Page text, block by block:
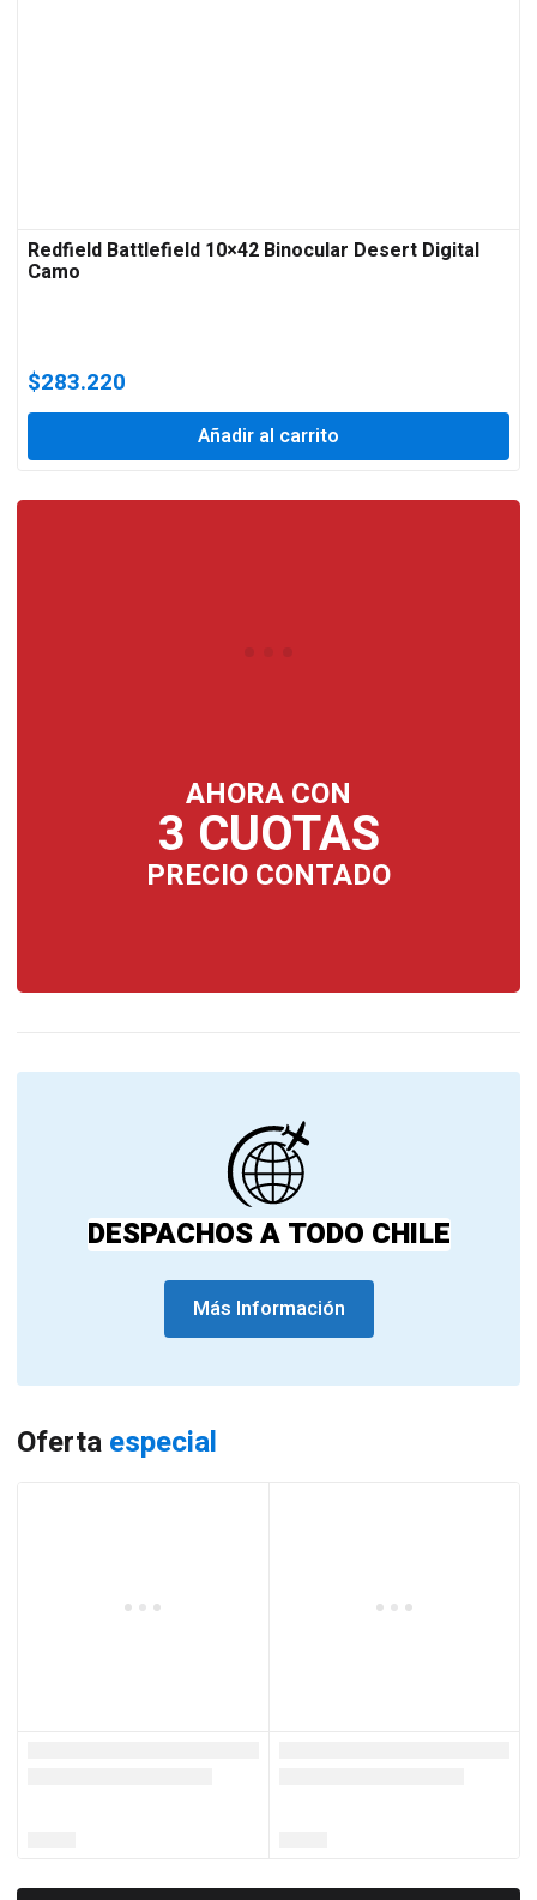
AHORA CON
3 CUOTAS
PRECIO CONTADO
DESPACHOS A TODO CHILE
Más Información
Oferta especial
Redfield Battlefield 10×42 Binocular Desert Digital
Camo
$283.220
Añadir al carrito